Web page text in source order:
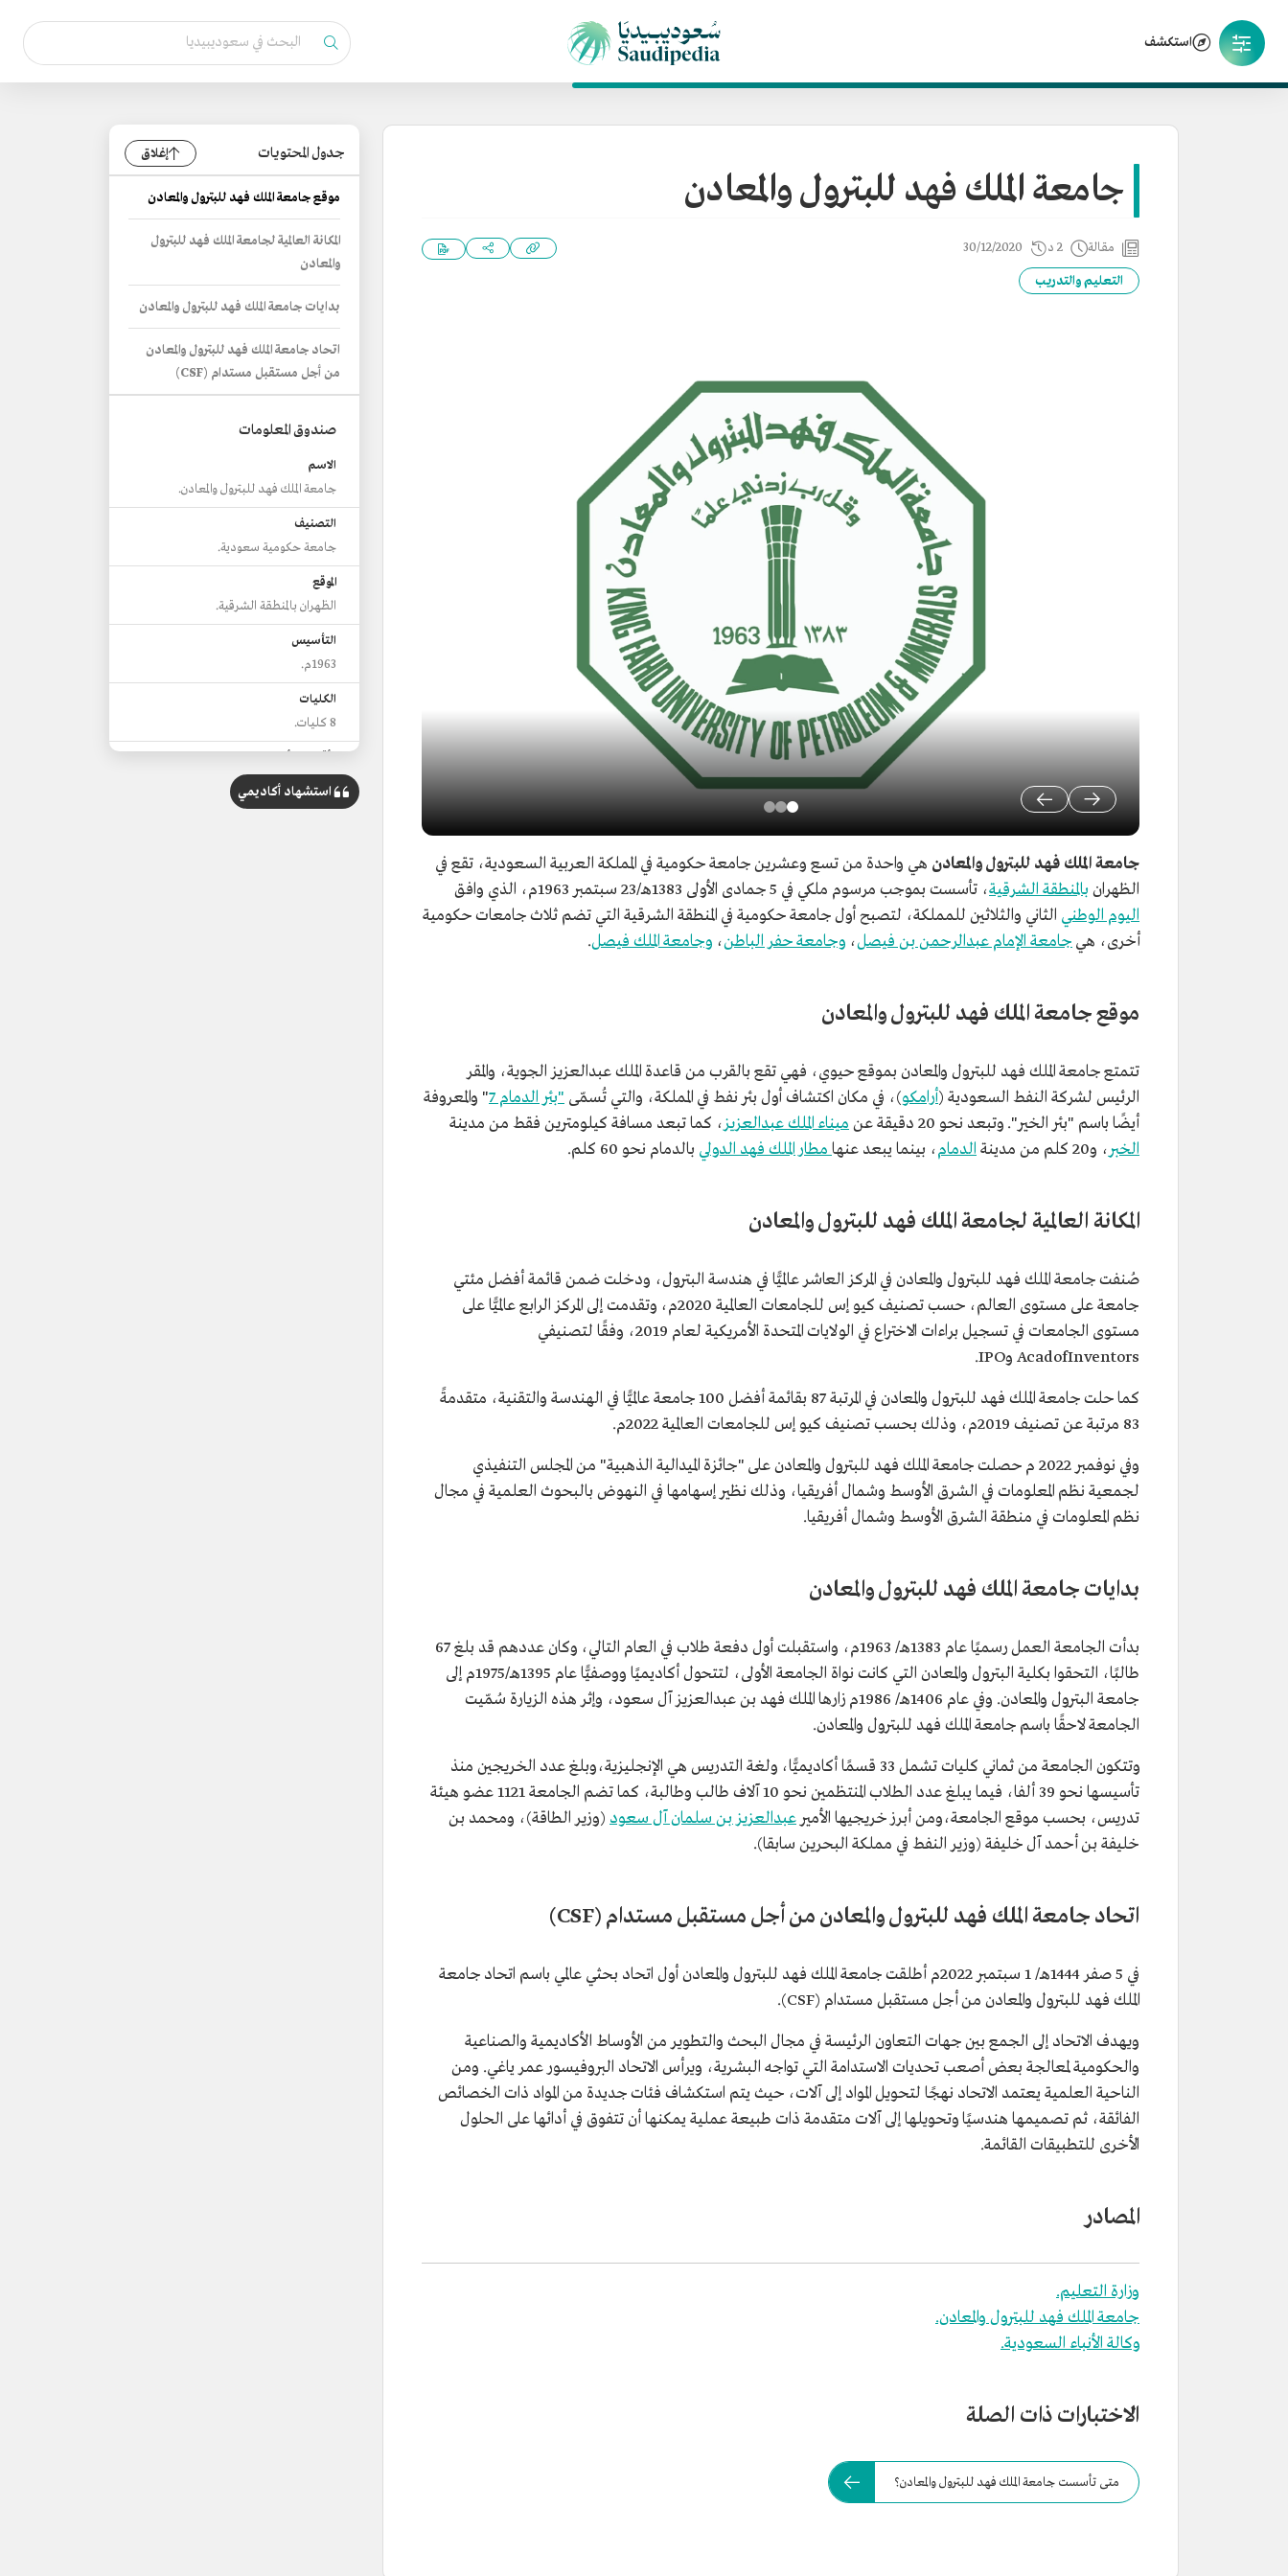
استكشف
جامعة الملك فهد للبترول والمعادن
مقالة 2 د 30/12/2020
التعليم والتدريب
جامعة الملك فهد للبترول والمعادن هي واحدة من تسع وعشرين جامعة حكومية في المملكة العربية السعودية، تقع في
الظهران بالمنطقة الشرقية، تأسست بموجب مرسوم ملكي في 5 جمادى الأولى 1383هـ/23 سبتمبر 1963م، الذي وافق
اليوم الوطني الثاني والثلاثين للمملكة، لتصبح أول جامعة حكومية في المنطقة الشرقية التي تضم ثلاث جامعات حكومية
أخرى، هي جامعة الإمام عبدالرحمن بن فيصل، وجامعة حفر الباطن، وجامعة الملك فيصل.
موقع جامعة الملك فهد للبترول والمعادن
تتمتع جامعة الملك فهد للبترول والمعادن بموقع حيوي، فهي تقع بالقرب من قاعدة الملك عبدالعزيز الجوية، والمقر
الرئيس لشركة النفط السعودية (أرامكو)، في مكان اكتشاف أول بئر نفط في المملكة، والتي تُسمّى "بئر الدمام 7 " والمعروفة
أيضًا باسم "بئر الخير". وتبعد نحو 20 دقيقة عن
ميناء الملك عبدالعزيز، كما تبعد مسافة كيلومترين فقط من مدينة
الخبر، و20 كلم من مدينة الدمام، بينما يبعد عنها مطار الملك فهد الدولي بالدمام نحو 60 كلم.
المكانة العالمية لجامعة الملك فهد للبترول والمعادن
صُنفت جامعة الملك فهد للبترول والمعادن في المركز العاشر عالميًّا في هندسة البترول، ودخلت ضمن قائمة أفضل مئتي
جامعة على مستوى العالم، حسب تصنيف كيو إس للجامعات العالمية 2020م، وتقدمت إلى المركز الرابع عالميًّا على
مستوى الجامعات في تسجيل براءات الاختراع في الولايات المتحدة الأمريكية لعام 2019، وفقًا لتصنيفي
AcadofInventors وIPO.
كما حلت جامعة الملك فهد للبترول والمعادن في المرتبة 87 بقائمة أفضل 100 جامعة عالميًّا في الهندسة والتقنية، متقدمةً
83 مرتبة عن تصنيف 2019م، وذلك بحسب تصنيف كيو إس للجامعات العالمية 2022م.
وفي نوفمبر 2022 م حصلت جامعة الملك فهد للبترول والمعادن على "جائزة الميدالية الذهبية" من المجلس التنفيذي
لجمعية نظم المعلومات في الشرق الأوسط وشمال أفريقيا، وذلك نظير إسهامها في النهوض بالبحوث العلمية في مجال
نظم المعلومات في منطقة الشرق الأوسط وشمال أفريقيا.
بدايات جامعة الملك فهد للبترول والمعادن
بدأت الجامعة العمل رسميًا عام 1383هـ/ 1963م، واستقبلت أول دفعة طلاب في العام التالي، وكان عددهم قد بلغ 67
طالبًا، التحقوا بكلية البترول والمعادن التي كانت نواة الجامعة الأولى، لتتحول أكاديميًا ووصفيًّا عام 1395هـ/1975م إلى
جامعة البترول والمعادن. وفي عام 1406هـ/ 1986م زارها الملك فهد بن عبدالعزيز آل سعود، وإثر هذه الزيارة سُمّيت
الجامعة لاحقًا باسم جامعة الملك فهد للبترول والمعادن.
وتتكون الجامعة من ثماني كليات تشمل 33 قسمًا أكاديميًّا، ولغة التدريس هي الإنجليزية،وبلغ عدد الخريجين منذ
تأسيسها نحو 39 ألفا، فيما يبلغ عدد الطلاب المنتظمين نحو 10 آلاف طالب وطالبة، كما تضم الجامعة 1121 عضو هيئة
تدريس، بحسب موقع الجامعة،ومن أبرز خريجيها الأمير عبدالعزيز بن سلمان آل سعود (وزير الطاقة)، ومحمد بن
خليفة بن أحمد آل خليفة (وزير النفط في مملكة البحرين سابقا).
اتحاد جامعة الملك فهد للبترول والمعادن من أجل مستقبل مستدام (CSF)
في 5 صفر 1444هـ/ 1 سبتمبر 2022م أطلقت جامعة الملك فهد للبترول والمعادن أول اتحاد بحثي عالمي باسم اتحاد جامعة
الملك فهد للبترول والمعادن من أجل مستقبل مستدام (CSF).
ويهدف الاتحاد إلى الجمع بين جهات التعاون الرئيسة في مجال البحث والتطوير من الأوساط الأكاديمية والصناعية
والحكومية لمعالجة بعض أصعب تحديات الاستدامة التي تواجه البشرية، ويرأس الاتحاد البروفيسور عمر ياغي. ومن
الناحية العلمية يعتمد الاتحاد نهجًا لتحويل المواد إلى آلات، حيث يتم استكشاف فئات جديدة من المواد ذات الخصائص
الفائقة، ثم تصميمها هندسيًا وتحويلها إلى آلات متقدمة ذات طبيعة عملية يمكنها أن تتفوق في أدائها على الحلول
الأخرى للتطبيقات القائمة.
المصادر
وزارة التعليم.
جامعة الملك فهد للبترول والمعادن.
وكالة الأنباء السعودية.
الاختبارات ذات الصلة
متى تأسست جامعة الملك فهد للبترول والمعادن؟
جدول المحتويات إغلاق
موقع جامعة الملك فهد للبترول والمعادن
المكانة العالمية لجامعة الملك فهد للبترول
والمعادن
بدايات جامعة الملك فهد للبترول والمعادن
اتحاد جامعة الملك فهد للبترول والمعادن
من أجل مستقبل مستدام (CSF)
صندوق المعلومات
الاسم
جامعة الملك فهد للبترول والمعادن.
التصنيف
جامعة حكومية سعودية.
الموقع
الظهران بالمنطقة الشرقية.
التأسيس
1963م.
الكليات
8 كليات.
استشهاد أكاديمي